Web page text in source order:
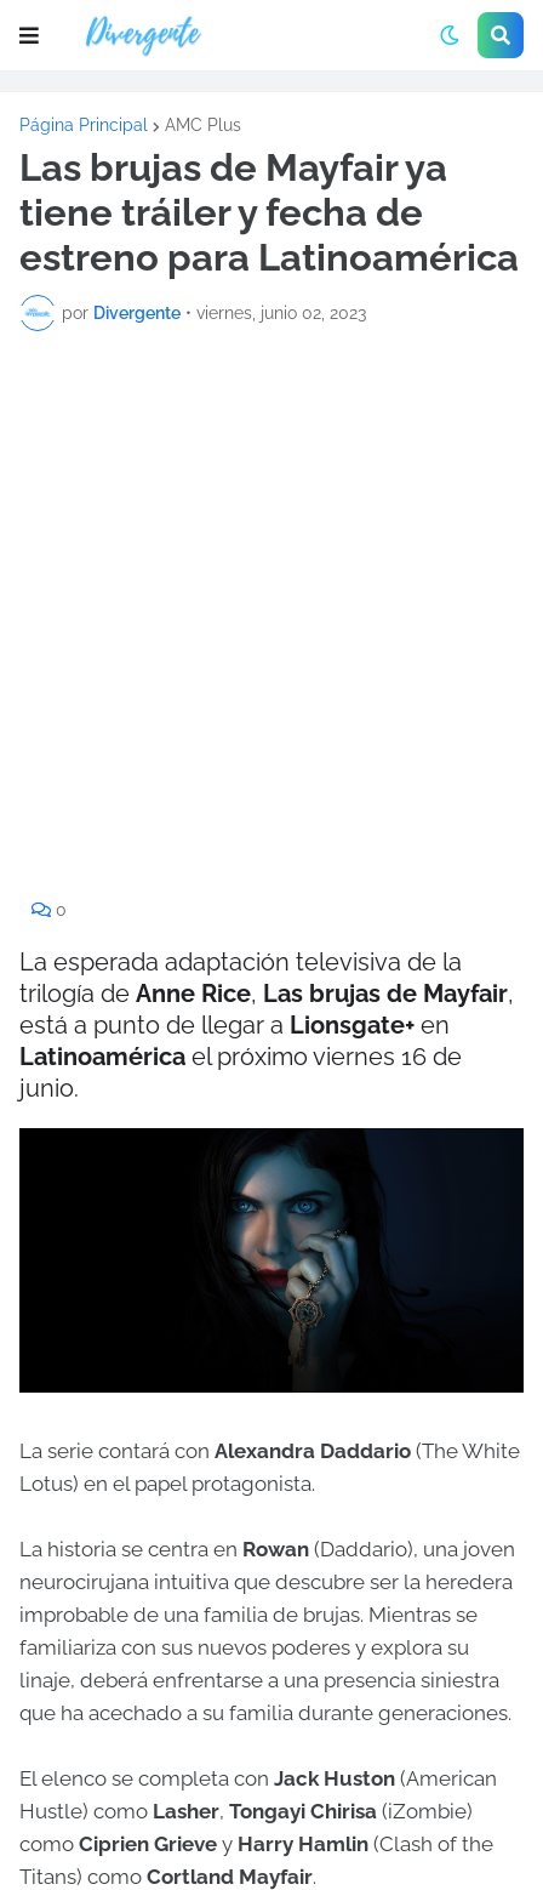
Página Principal AMC Plus
Las brujas de Mayfair ya
tiene tráiler y fecha de
estreno para Latinoamérica
por Divergente • viernes, junio 02, 2023
0
La esperada adaptación televisiva de la
trilogía de Anne Rice, Las brujas de Mayfair,
está a punto de llegar a Lionsgate+ en
Latinoamérica el próximo viernes 16 de
junio.
La serie contará con Alexandra Daddario (The White
Lotus) en el papel protagonista.
La historia se centra en Rowan (Daddario), una joven
neurocirujana intuitiva que descubre ser la heredera
improbable de una familia de brujas. Mientras se
familiariza con sus nuevos poderes y explora su
linaje, deberá enfrentarse a una presencia siniestra
que ha acechado a su familia durante generaciones.
El elenco se completa con Jack Huston (American
Hustle) como Lasher, Tongayi Chirisa (iZombie)
como Ciprien Grieve y Harry Hamlin (Clash of the
Titans) como Cortland Mayfair.